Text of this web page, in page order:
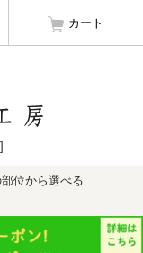
カート
位から選べる